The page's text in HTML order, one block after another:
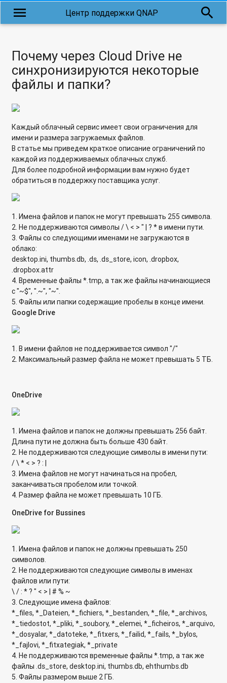
menu
Как узнать текущую версию установленного приложения
QPKG?
приложения на QNAP Turbo NAS
Как перезапустить HD-Station, не перезагружая сетевое
хранилище?
Qremote: дистанционное управление HD Station
Подключение сетевого хранилища QNAP к телевизору
через порт HDMI
Почему в моем FTP-клиенте отображаются неправильные
имена файлов?
Как настроить FTP-сервер таким образом, чтобы
просматривать или скачивать?
Как организовать анонимный доступ по протоколу FTP к
ресурсам сетевого накопителя QNAP?
Plex Media Server и Music Station: технические требования к
музыкальным тегам и их отладка
Plex Media Server: cоздание музыкальной коллекции на
QNAP Turbo NAS
Plex Media Server: настройка в режиме обычного DLNA-
Как обновить микропрограмму в сетевом накопителе
Как обновить микропрограмму во встроенной flash-памяти
умолчанию в сетевом накопителе QNAP?
Как обновить микропрограмму через WinSCP?
Как в Virtualization Station изменить загрузочное
устройство?
Каким образом создать дополнительный жесткий диск для
Station) в сетевых накопителях QNAP
Использование сетевого хранилища QNAP в качестве UTM
Firewall
Как перенести физическую машину в виртуальную среду
для подключения к Virtualization Station, используя VMware
vCenter Converter?
Установка и настройка Container Station в сетевых
накопителях QNAP
Сообщение "The file system is not clean. It is suggested that
Центр поддержки QNAP search
Почему через Cloud Drive не
синхронизируются некоторые
файлы и папки?
Каждый облачный сервис имеет свои ограничения для
имени и размера загружаемых файлов.
В статье мы приведем краткое описание ограничений по
каждой из поддерживаемых облачных служб.
Для более подробной информации вам нужно будет
обратиться в поддержку поставщика услуг.
1. Имена файлов и папок не могут превышать 255 символа.
2. Не поддерживаются символы / \ < > " | ? * в имени пути.
3. Файлы со следующими именами не загружаются в
облако:
desktop.ini, thumbs.db, .ds, .ds_store, icon, .dropbox,
.dropbox.attr
4. Временные файлы *.tmp, а так же файлы начинающиеся
с "~$", ".~", "~".
5. Файлы или папки содержащие пробелы в конце имени.
Google Drive
1. В имени файлов не поддерживается символ "/"
2. Максимальный размер файла не может превышать 5 ТБ.
OneDrive
1. Имена файлов и папок не должны превышать 256 байт.
Длина пути не должна быть больше 430 байт.
2. Не поддерживаются следующие символы в имени пути:
/ \ * < > ? : |
3. Имена файлов не могут начинаться на пробел,
заканчиваться пробелом или точкой.
4. Размер файла не может превышать 10 ГБ.
OneDrive for Bussines
1. Имена файлов и папок не должны превышать 250
символов.
2. Не поддерживаются следующие символы в именах
файлов или пути:
\ / : * ? " < > | # % ~
3. Следующие имена файлов:
*_files, *_Dateien, *_fichiers, *_bestanden, *_file, *_archivos,
*_tiedostot, *_pliki, *_soubory, *_elemei, *_ficheiros, *_arquivo,
*_dosyalar, *_datoteke, *_fitxers, *_failid, *_fails, *_bylos,
*_fajlovi, *_fitxategiak, *_private
4. Не поддерживаются временные файлы *.tmp, а так же
файлы .ds_store, desktop.ini, thumbs.db, ehthumbs.db
5. Файлы размером выше 2 ГБ.